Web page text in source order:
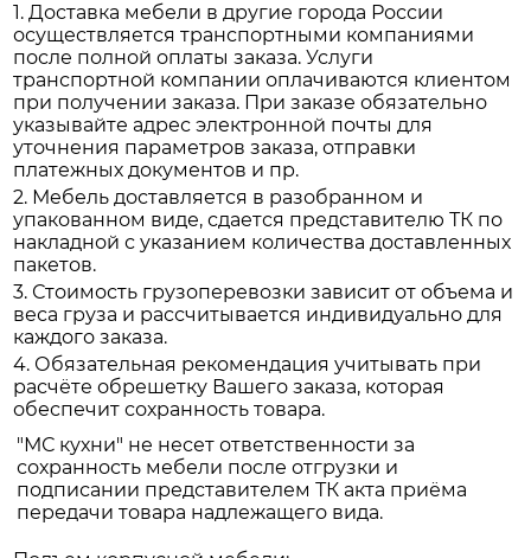
1. Доставка мебели в другие города России
осуществляется транспортными компаниями
после полной оплаты заказа. Услуги
транспортной компании оплачиваются клиентом
при получении заказа. При заказе обязательно
указывайте адрес электронной почты для
уточнения параметров заказа, отправки
платежных документов и пр.
2. Мебель доставляется в разобранном и
упакованном виде, сдается представителю ТК по
накладной с указанием количества доставленных
пакетов.
3. Стоимость грузоперевозки зависит от объема и
веса груза и рассчитывается индивидуально для
каждого заказа.
4. Обязательная рекомендация учитывать при
расчёте обрешетку Вашего заказа, которая
обеспечит сохранность товара.
"МС кухни" не несет ответственности за
сохранность мебели после отгрузки и
подписании представителем ТК акта приёма
передачи товара надлежащего вида.